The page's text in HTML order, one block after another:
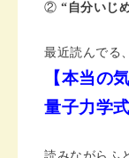
② “自分いじ
最近読んでる
【本当の
量子力学